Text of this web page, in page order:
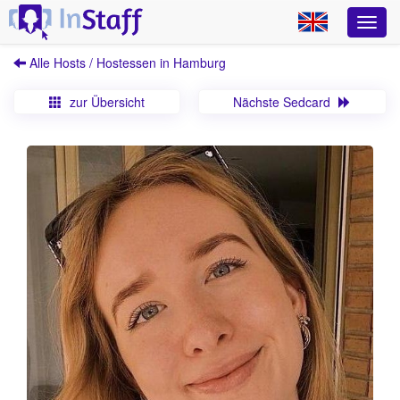
Alle Hosts / Hostessen in Hamburg
zur Übersicht Nächste Sedcard